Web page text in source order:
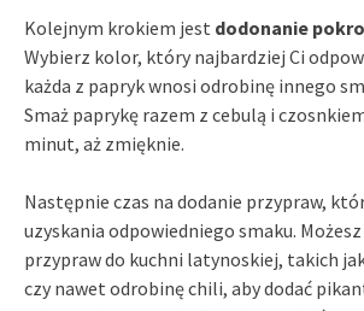
Kolejnym krokiem jest dodonanie
Wybierz kolor, który najbardziej Ci
każda z papryk wnosi odrobinę innego
Smaż paprykę razem z cebulą i
minut, aż zmięknie.
Następnie czas na dodanie przypraw,
uzyskania odpowiedniego smaku.
przypraw do kuchni latynoskiej, takich
czy nawet odrobinę chili, aby dodać